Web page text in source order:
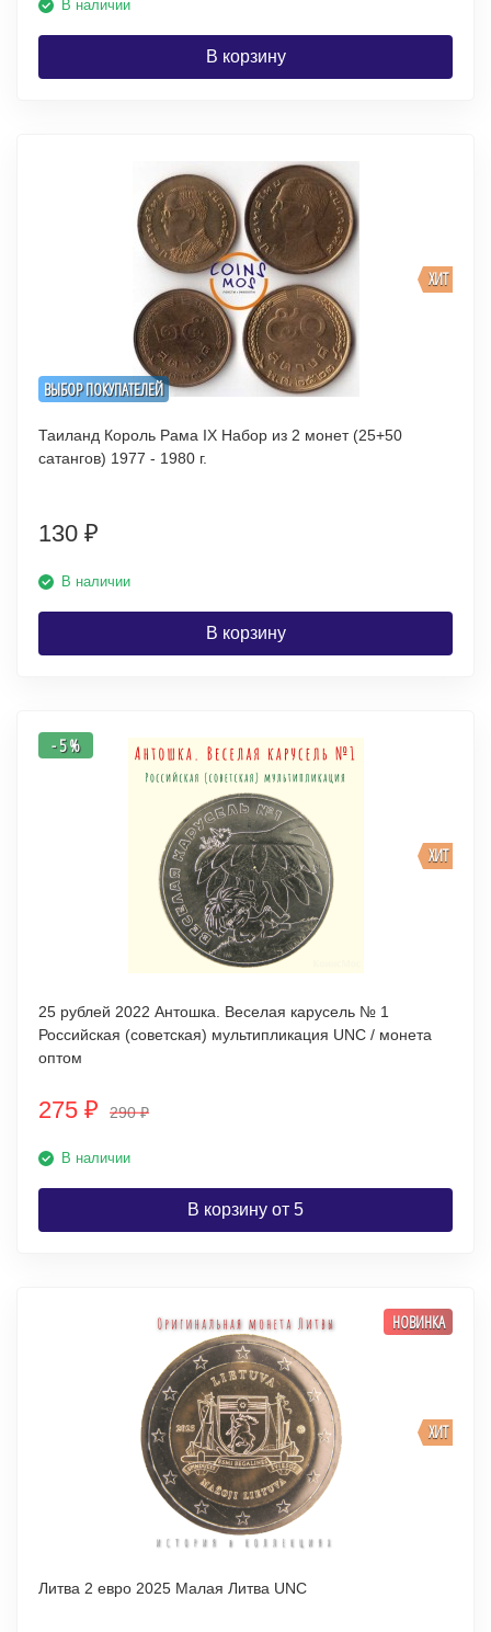
В наличии
В корзину
ВЫБОР ПОКУПАТЕЛЕЙ
ХИТ
Таиланд Король Рама IX Набор из 2 монет (25+50
сатангов) 1977 - 1980 г.
130 ₽
В наличии
В корзину
ХИТ
- 5 %
25 рублей 2022 Антошка. Веселая карусель № 1
Российская (советская) мультипликация UNC / монета
оптом
275 ₽ 290₽
В наличии
В корзину от 5
ХИТ
НОВИНКА
Литва 2 евро 2025 Малая Литва UNC